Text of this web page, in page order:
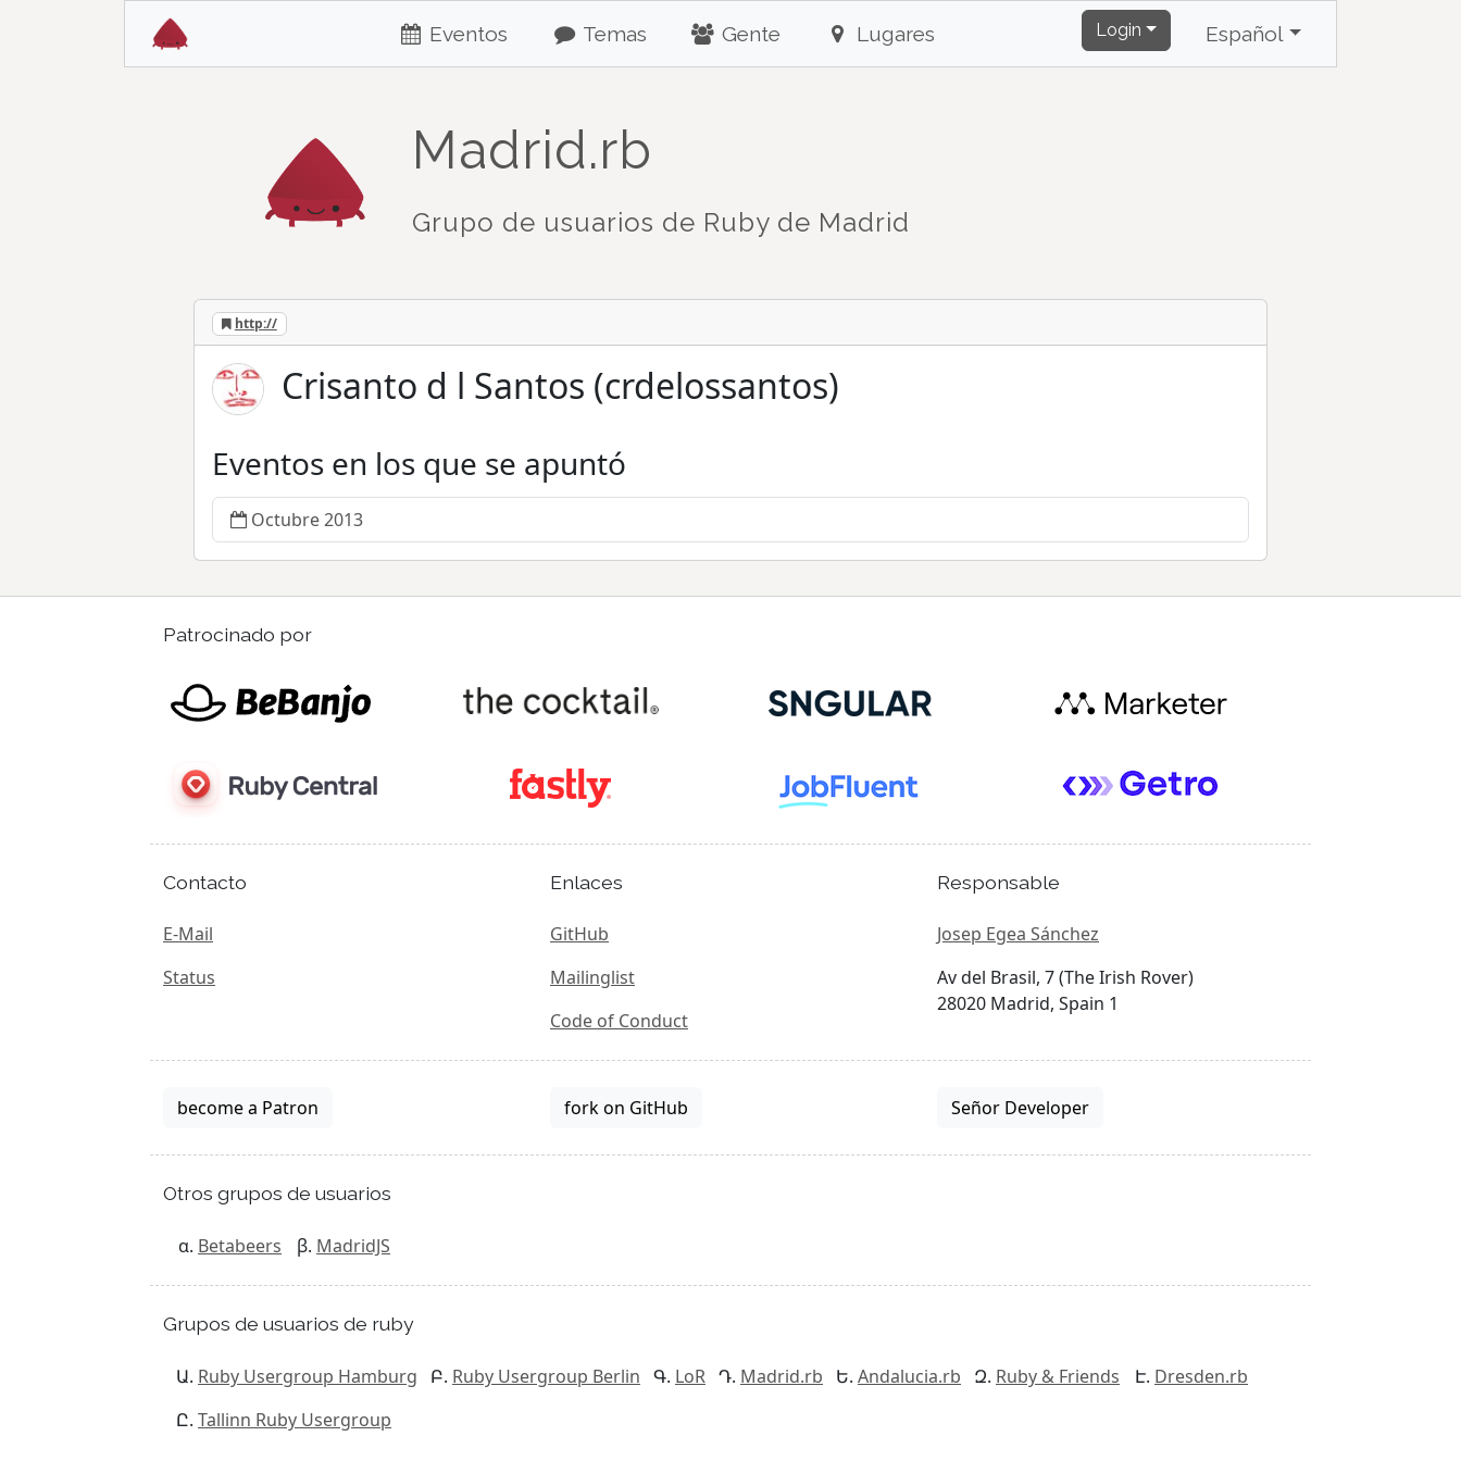
Eventos Temas Gente Lugares Login Español
Madrid.rb
Grupo de usuarios de Ruby de Madrid
http://
Crisanto d l Santos (crdelossantos)
Eventos en los que se apuntó
Octubre 2013
Patrocinado por
Contacto
E-Mail
Status
Enlaces
GitHub
Mailinglist
Code of Conduct
Responsable
Josep Egea Sánchez
Av del Brasil, 7 (The Irish Rover)
28020 Madrid, Spain 1
become a Patron fork on GitHub Señor Developer
Otros grupos de usuarios
Betabeers MadridJS
Grupos de usuarios de ruby
Ruby Usergroup Hamburg Ruby Usergroup Berlin LoR Madrid.rb Andalucia.rb Ruby & Friends
Dresden.rb
Tallinn Ruby Usergroup